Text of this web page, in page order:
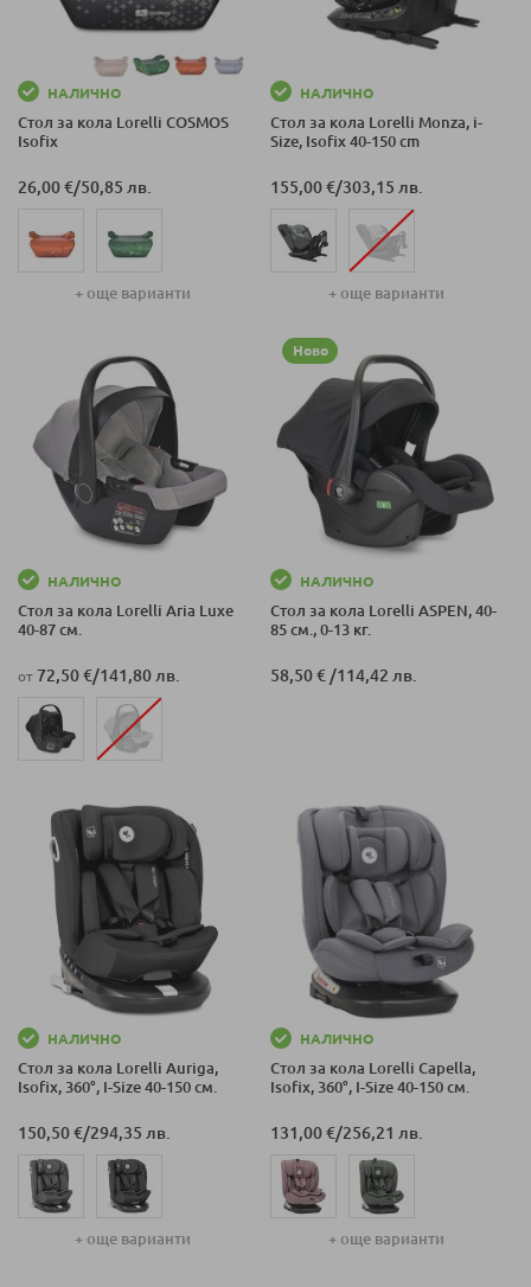
НАЛИЧНО
Стол за кола Lorelli COSMOS
Isofix
26,00 €/50,85 лв.
+ още варианти
НАЛИЧНО
Стол за кола Lorelli Monza, i-
Size, Isofix 40-150 cm
155,00 €/303,15 лв.
+ още варианти
НАЛИЧНО
Стол за кола Lorelli Aria Luxe
40-87 см.
от 72,50 €/141,80 лв.
Ново
НАЛИЧНО
Стол за кола Lorelli ASPEN, 40-
85 см., 0-13 кг.
58,50 € /114,42 лв.
НАЛИЧНО
Стол за кола Lorelli Auriga,
Isofix, 360°, I-Size 40-150 см.
150,50 €/294,35 лв.
+ още варианти
НАЛИЧНО
Стол за кола Lorelli Capella,
Isofix, 360°, I-Size 40-150 см.
131,00 €/256,21 лв.
+ още варианти